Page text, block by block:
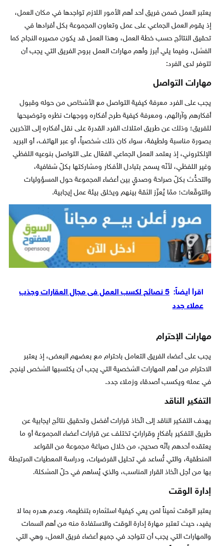
يعتبر العمل ضمن فريق أحد أهم الأمور اللازم تواجدها في مكان العمل،
إذ يقوم العمل الجماعي على عمل وتعاون المجموعة بكل أفرادها في
تحقيق النتائج حسب خطة العمل، وهذا العمل قد يكون مصيره النجاح كما
الفشل، وفيما يلي أبرز وأهم مهارات العمل بروح الفريق التي يجب أن
تتوفر لدى الفرد:
مهارات التواصل
يجب على الفرد معرفة كيفية التواصل مع الأشخاص من حوله وقبول
أفكارهم وآرائهم، ومعرفة كيفية طرح أفكاره ووجهات نظره وتوضيحها
للفريق؛ وذلك عن طريق امتلاك الفرد القدرة على نقل أفكاره إلى الآخرين
بصورة مناسبة ولطيفة، سواء كان ذلك شخصياً، أو عبر الهاتف، أو البريد
الإلكتروني، إذ يعتمد العمل الجماعي الفعّال على التواصل بنوعيه اللفظي
وغير اللفظي، لأنّه يسمح بتبادل الأفكار ومشاركتها بكلّ شفافية،
والتحدُّث بكلّ صراحة وصدقٍ بين أعضاء المجموعة حول المسؤوليات
والتوقّعات؛ ممّا يُعزّز الثقة بينهم ويخلق بيئة عمل إيجابية.
اقرأ أيضاً:
5 نصائح لكسب العمل فى مجال العقارات وجذب
عملاء جدد
مهارات الإحترام
يجب على أعضاء الفريق التعامل باحترام مع بعضهم البعض، إذ يعتبر
الاحترام من أهم المهارات الشخصية التي يجب أن يكتسبها الشخص لينجح
في عمله ويكسب أصدقاء وزملاء جدد.
التفكير الناقد
يهدف التفكير الناقد إلى اتّخاذ قرارات أفضل وتحقيق نتائج ايجابية عن
طريق التفكير بأفكارٍ وقراراتٍ تختلف عن قرارات أعضاء المجموعة أو ما
يعتقده أحدهم بأنّه صحيح، من خلال صياغة مجموعة من القواعد
المنطقية، والتي تُساعد في تحليل الفرضيات، ودراسة المعطيات المرتبطة
بها من أجل اتّخاذ القرار المناسب، والذي يُساهم في حلّ المشكلة.
إدارة الوقت
يعتبر الوقت ثميناً لمن يعي كيفية استثماره بتنظيمه، وعدم هدره بما لا
يفيد، حيث تعتبر مهارة إدارة الوقت والاستفادة منه من أهم السمات
والمهارات التي يجب أن تتواجد في جميع أعضاء فريق العمل، وهي التي